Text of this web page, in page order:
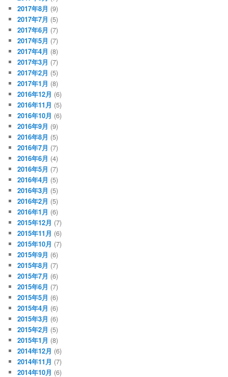
2017年8月 (9)
2017年7月 (5)
2017年6月 (7)
2017年5月 (7)
2017年4月 (8)
2017年3月 (7)
2017年2月 (5)
2017年1月 (8)
2016年12月 (6)
2016年11月 (5)
2016年10月 (6)
2016年9月 (9)
2016年8月 (5)
2016年7月 (7)
2016年6月 (4)
2016年5月 (7)
2016年4月 (5)
2016年3月 (5)
2016年2月 (5)
2016年1月 (6)
2015年12月 (7)
2015年11月 (6)
2015年10月 (7)
2015年9月 (6)
2015年8月 (7)
2015年7月 (6)
2015年6月 (7)
2015年5月 (6)
2015年4月 (6)
2015年3月 (6)
2015年2月 (5)
2015年1月 (8)
2014年12月 (6)
2014年11月 (7)
2014年10月 (6)